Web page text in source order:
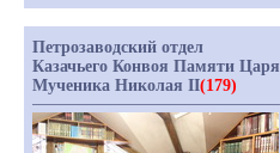
Петрозаводский отдел
Казачьего Конвоя Памяти Царя
Мученика Николая II(179)